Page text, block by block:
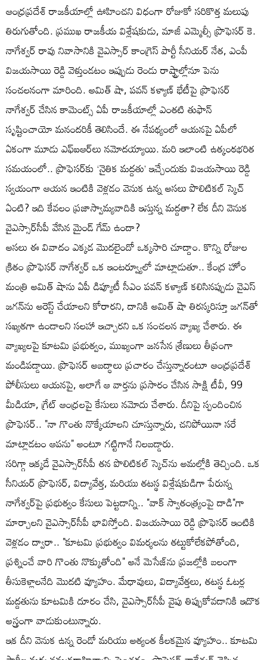
ఆంధ్రప్రదేశ్ రాజకీయాల్లో ఊహించని విధంగా రోజుకో సరికొత్త మలుపు
తిరుగుతోంది. ప్రముఖ రాజకీయ విశ్లేషకుడు, మాజీ ఎమ్మెల్సీ ప్రొఫెసర్ కె.
నాగేశ్వర్ రావు నివాసానికి వైఎస్సార్ కాంగ్రెస్ పార్టీ సీనియర్ నేత, ఎంపీ
విజయసాయి రెడ్డి వెళ్తుండటం ఇప్పుడు రెండు రాష్ట్రాల్లోనూ పెను
సంచలనంగా మారింది. అమిత్ షా, పవన్ కళ్యాణ్ భేటీపై ప్రొఫెసర్
నాగేశ్వర్ చేసిన కామెంట్స్ ఏపీ రాజకీయాల్లో ఎంతటి తుఫాన్
సృష్టించాయో మనందరికీ తెలిసిందే. ఈ నేపథ్యంలో ఆయనపై ఏపీలో
ఏకంగా మూడు ఎఫ్‌ఐఆర్‌లు నమోదయ్యాయి. మరి ఇలాంటి ఉత్కంఠభరిత
సమయంలో.. ప్రొఫెసర్‌కు ‘నైతిక మద్దతు’ ఇచ్చేందుకు విజయసాయి రెడ్డి
స్వయంగా ఆయన ఇంటికి వెళ్లడం వెనుక ఉన్న అసలు పొలిటికల్ స్కెచ్
ఏంటి? ఇది కేవలం ప్రజాస్వామ్యవాదికి ఇస్తున్న మద్దతా? లేక దీని వెనుక
వైఎస్సార్‌సీపీ వేసిన మైండ్ గేమ్‌ ఉందా?
అసలు ఈ వివాదం ఎక్కడ మొదలైందో ఒక్కసారి చూద్దాం. కొన్ని రోజుల
క్రితం ప్రొఫెసర్ నాగేశ్వర్ ఒక ఇంటర్వ్యూలో మాట్లాడుతూ.. కేంద్ర హోం
మంత్రి అమిత్ షాను ఏపీ డిప్యూటీ సీఎం పవన్ కళ్యాణ్ కలిసినప్పుడు వైఎస్
జగన్‌ను అరెస్ట్ చేయాలని కోరారని, దానికి అమిత్ షా తిరస్కరిస్తూ జగన్‌తో
సఖ్యతగా ఉండాలని సలహా ఇచ్చారని ఒక సంచలన వ్యాఖ్య చేశారు. ఈ
వ్యాఖ్యలపై కూటమి ప్రభుత్వం, ముఖ్యంగా జనసేన శ్రేణులు తీవ్రంగా
మండిపడ్డాయి. ప్రొఫెసర్ అబద్ధాలు ప్రచారం చేస్తున్నారంటూ ఆంధ్రప్రదేశ్
పోలీసులు ఆయనపై, అలాగే ఆ వార్తను ప్రసారం చేసిన సాక్షి టీవీ, 99
మీడియా, గ్రేట్ ఆంధ్రలపై కేసులు నమోదు చేశారు. దీనిపై స్పందించిన
ప్రొఫెసర్.. "నా గొంతు నొక్కేయాలని చూస్తున్నారు, చనిపోయినా సరే
మాట్లాడటం ఆపను" అంటూ గట్టిగానే నిలబడ్డారు.
సరిగ్గా ఇక్కడే వైఎస్సార్‌సీపీ తన పొలిటికల్ స్కెచ్‌ను అమల్లోకి తెచ్చింది. ఒక
సీనియర్ ప్రొఫెసర్, విద్యావేత్త, మరియు తటస్థ విశ్లేషకుడిగా పేరున్న
నాగేశ్వర్‌పై ప్రభుత్వం కేసులు పెట్టడాన్ని.. "వాక్ స్వాతంత్య్రంపై దాడి"గా
మార్చాలని వైఎస్సార్‌సీపీ భావిస్తోంది. విజయసాయి రెడ్డి ప్రొఫెసర్ ఇంటికి
వెళ్లడం ద్వారా.. "కూటమి ప్రభుత్వం విమర్శలను తట్టుకోలేకపోతోంది,
ప్రశ్నించే వారి గొంతు నొక్కుతోంది" అనే మెసేజ్‌ను ప్రజల్లోకి బలంగా
తీసుకెళ్లాలనేది మొదటి వ్యూహం. మేధావులు, విద్యావేత్తలు, తటస్థ ఓటర్ల
మద్దతును కూటమికి దూరం చేసి, వైఎస్సార్‌సీపీ వైపు తిప్పుకోవడానికి ఇదొక
అస్త్రంగా వాడుకుంటున్నారు.
ఇక దీని వెనుక ఉన్న రెండో మరియు అత్యంత కీలకమైన వ్యూహం.. కూటమి